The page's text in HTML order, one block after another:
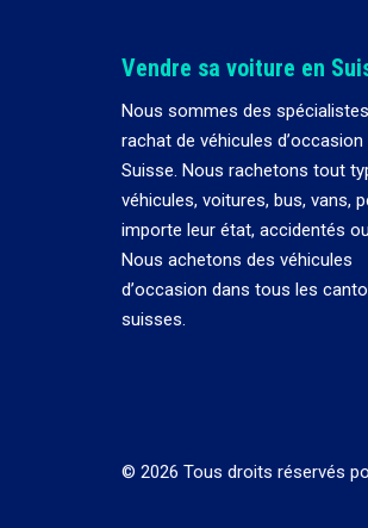
Vendre sa voiture en
Nous sommes des
rachat de véhicules d’occasion
Suisse. Nous rachetons tout
véhicules, voitures, bus, vans,
importe leur état, accidentés
Nous achetons des véhicules
d’occasion dans tous les
suisses.
© 2026 Tous droits réservés